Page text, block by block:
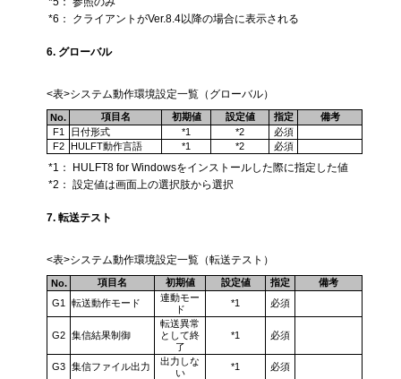
*6：
クライアントがVer.8.4以降の場合に表示される
6. グローバル
<表>システム動作環境設定一覧（グローバル）
No. 項目名 初期値 設定値 指定
備考
F1
日付形式 *1 *2
必須
F2
HULFT動作言語 *1 *2 必須
*1：
HULFT8 for Windowsをインストールした際に指定した値
*2： 設定値は画面上の選択肢から選択
7. 転送テスト
<表>システム動作環境設定一覧（転送テスト）
No. 項目名 初期値 設定値 指定
備考
G1
転送動作モード
連動モー
ド
*1 必須
G2 集信結果制御
転送異常
として終
了
*1 必須
G3 集信ファイル出力
出力しな
い
*1 必須